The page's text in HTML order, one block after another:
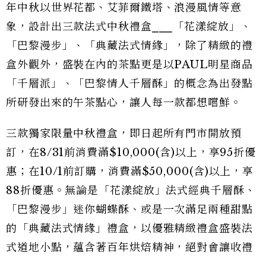
年中秋以世界花都、艾菲爾鐵塔、浪漫風情等意
象，設計出三款法式中秋禮盒⎯⎯⎯「花漾綻放」、
「巴黎漫步」、「典藏法式情緣」，除了精緻的禮
盒外觀外，盛裝在內的茶點更是以PAUL明星商品
「千層派」、「巴黎情人千層酥」的概念為出發點
所研發出來的午茶點心，讓人每一款都想嚐鮮。
三款獨家限量中秋禮盒，即日起所有門市開放預
訂，在8/31前消費滿$10,000(含)以上，享95折優
惠；在10/1前訂購，消費滿$50,000(含)以上，享
88折優惠。無論是「花漾綻放」法式經典千層酥、
「巴黎漫步」迷你蝴蝶酥、或是一次滿足兩種甜點
的「典藏法式情緣」禮盒，以優雅精緻禮盒盛裝法
式道地小點，蘊含著百年烘焙精神，絕對會讓收禮